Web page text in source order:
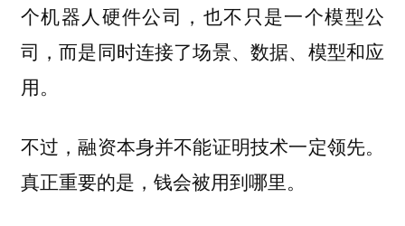
个机器人硬件公司，也不只是一个模型公
司，而是同时连接了场景、数据、模型和应
用。
不过，融资本身并不能证明技术一定领先。
真正重要的是，钱会被用到哪里。